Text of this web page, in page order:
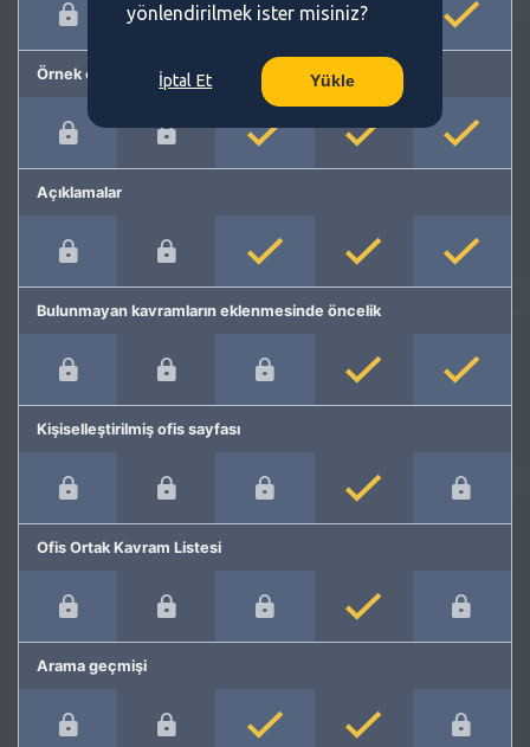
Örnek cümleler
Açıklamalar
Bulunmayan kavramların eklenmesinde öncelik
Kişiselleştirilmiş ofis sayfası
Ofis Ortak Kavram Listesi
Arama geçmişi
yönlendirilmek ister misiniz?
İptal Et Yükle